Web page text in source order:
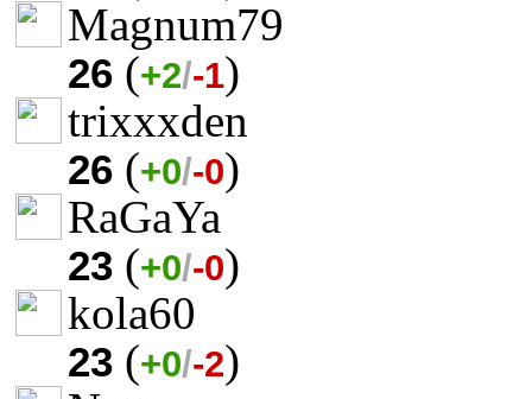
Magnum79
26 (+2/-1)
trixxxden
26 (+0/-0)
RaGaYa
23 (+0/-0)
kola60
23 (+0/-2)